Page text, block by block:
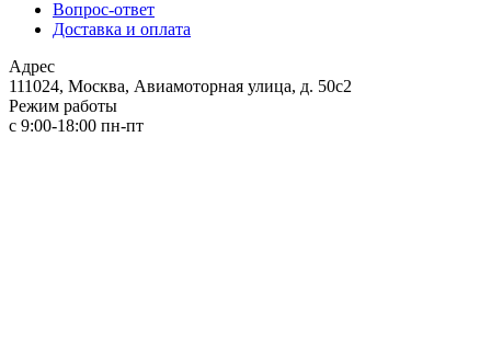
Вопрос-ответ
Доставка и оплата
Адрес
111024, Москва, Авиамоторная улица, д. 50с2
Режим работы
с 9:00-18:00 пн-пт